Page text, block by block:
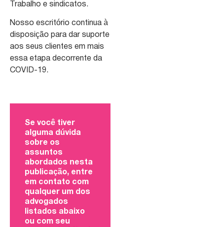
Trabalho e sindicatos.
Nosso escritório continua à
disposição para dar suporte
aos seus clientes em mais
essa etapa decorrente da
COVID-19.
Se você tiver
alguma dúvida
sobre os
assuntos
abordados nesta
publicação, entre
em contato com
qualquer um dos
advogados
listados abaixo
ou com seu